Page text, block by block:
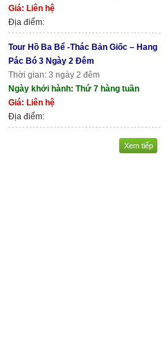
Giá: Liên hệ
Địa điểm:
Tour Hồ Ba Bể -Thác Bản Giốc – Hang
Pác Bó 3 Ngày 2 Đêm
Thời gian: 3 ngày 2 đêm
Ngày khởi hành: Thứ 7 hàng tuần
Giá: Liên hệ
Địa điểm:
Xem tiếp